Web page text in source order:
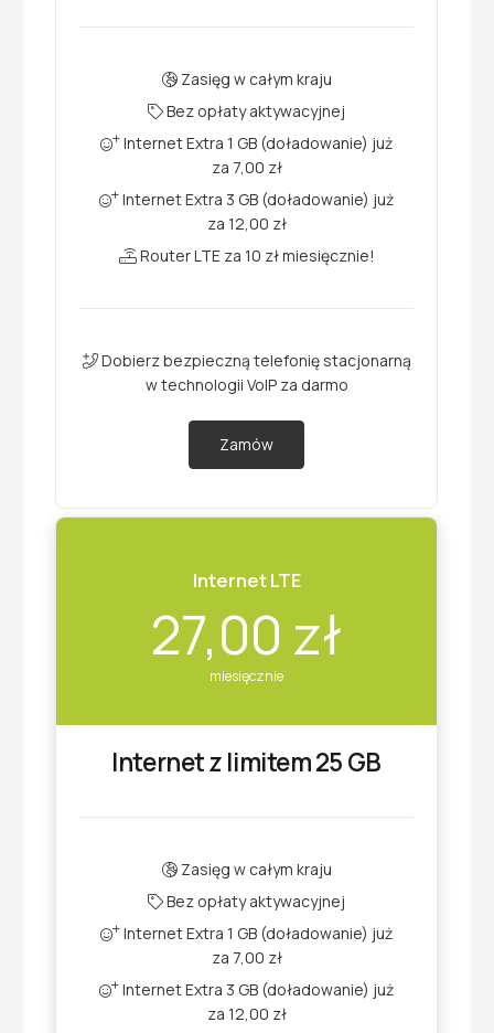
Zasięg w całym kraju
Bez opłaty aktywacyjnej
Internet Extra 1 GB (doładowanie) już
za 7,00 zł
Internet Extra 3 GB (doładowanie) już
za 12,00 zł
Router LTE za 10 zł miesięcznie!
Dobierz bezpieczną telefonię stacjonarną
w technologii VoIP za darmo
Zamów
Internet LTE
27,00 zł
miesięcznie
Internet z limitem 25 GB
Zasięg w całym kraju
Bez opłaty aktywacyjnej
Internet Extra 1 GB (doładowanie) już
za 7,00 zł
Internet Extra 3 GB (doładowanie) już
za 12,00 zł